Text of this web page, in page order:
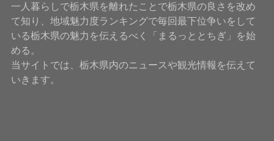
一人暮らしで栃木県を離れたことで栃木県の良さを改め
て知り、地域魅力度ランキングで毎回最下位争いをして
いる栃木県の魅力を伝えるべく「まるっととちぎ」を始
める。
当サイトでは、栃木県内のニュースや観光情報を伝えて
いきます。